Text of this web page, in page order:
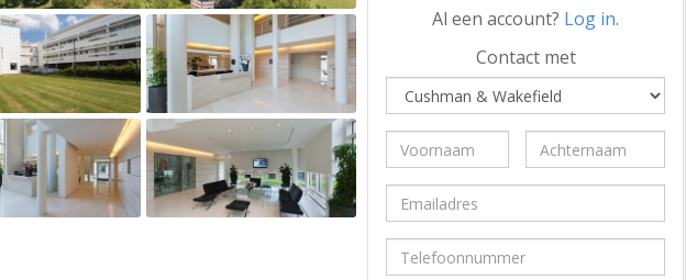
Al een account? Log in.
Contact met